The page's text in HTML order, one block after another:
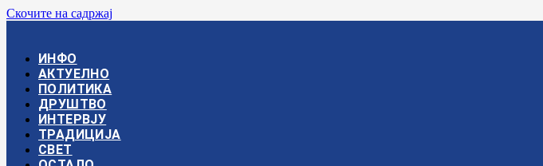
Скочите на садржај
ИНФО
АКТУЕЛНО
ПОЛИТИКА
ДРУШТВО
ИНТЕРВЈУ
ТРАДИЦИЈА
СВЕТ